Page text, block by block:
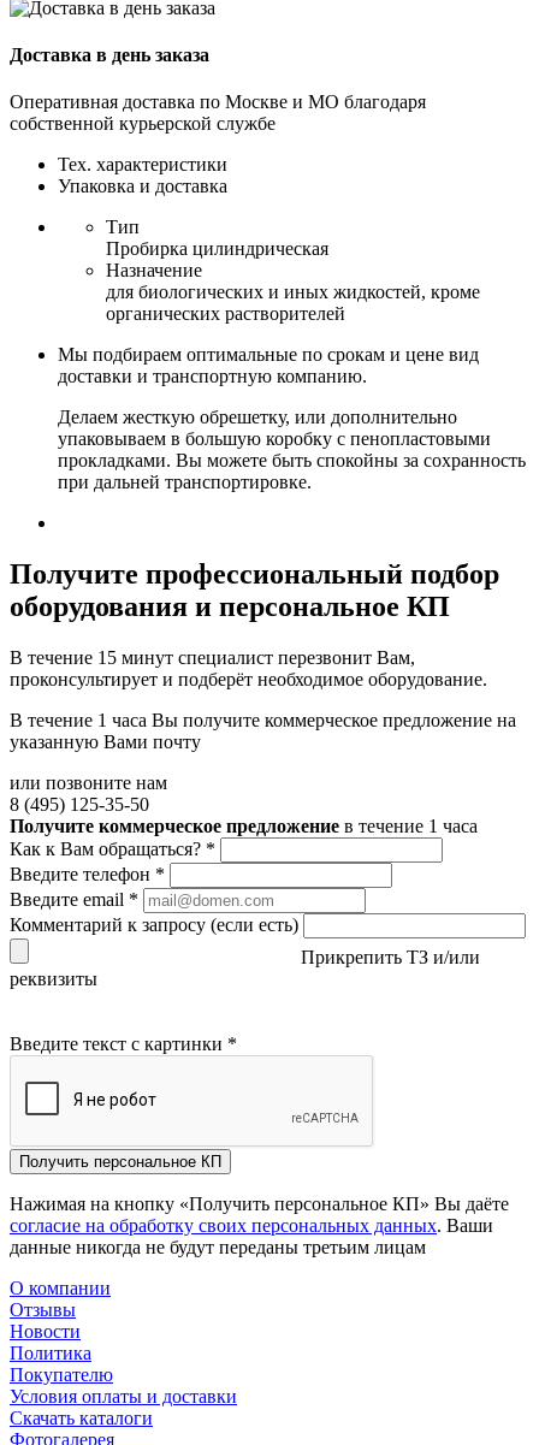
Доставка в день заказа
Оперативная доставка по Москве и МО благодаря
собственной курьерской службе
Тех. характеристики
Упаковка и доставка
Тип
Пробирка цилиндрическая
Назначение
для биологических и иных жидкостей, кроме
органических растворителей
Мы подбираем оптимальные по срокам и цене вид
доставки и транспортную компанию.
Делаем жесткую обрешетку, или дополнительно
упаковываем в большую коробку с пенопластовыми
прокладками. Вы можете быть спокойны за сохранность
при дальней транспортировке.
Получите профессиональный подбор
оборудования и персональное КП
В течение 15 минут специалист перезвонит Вам,
проконсультирует и подберёт необходимое оборудование.
В течение 1 часа Вы получите коммерческое предложение на
указанную Вами почту
или позвоните нам
8 (495) 125-35-50
Получите коммерческое предложение в течение 1 часа
Как к Вам обращаться? *
Введите телефон *
Введите email *
Комментарий к запросу (если есть)
Прикрепить ТЗ и/или
реквизиты
Введите текст с картинки *
Получить персональное КП
Нажимая на кнопку «Получить персональное КП» Вы даёте
согласие на обработку своих персональных данных. Ваши
данные никогда не будут переданы третьим лицам
О компании
Отзывы
Новости
Политика
Покупателю
Условия оплаты и доставки
Скачать каталоги
Фотогалерея